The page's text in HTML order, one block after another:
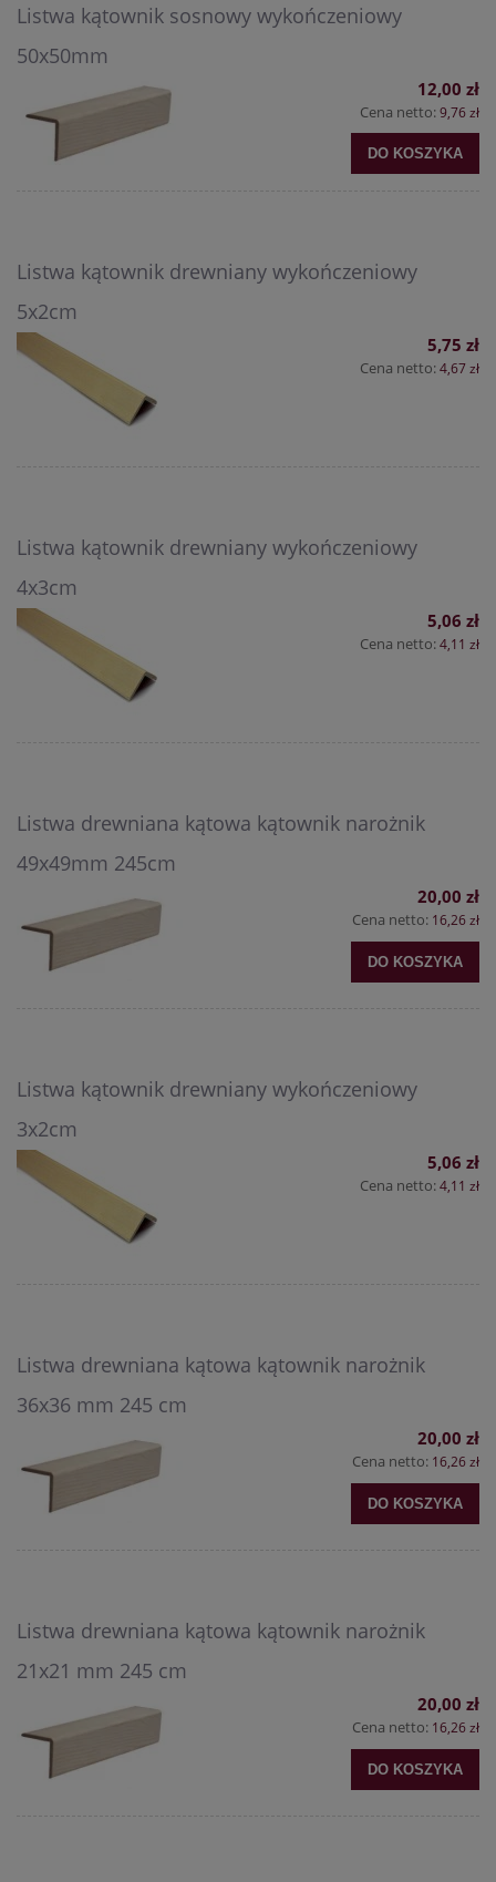
Listwa kątownik sosnowy wykończeniowy
50x50mm
12,00 zł
Cena netto:9,76 zł
DO KOSZYKA
Listwa kątownik drewniany wykończeniowy
5x2cm
5,75 zł
Cena netto:4,67 zł
Listwa kątownik drewniany wykończeniowy
4x3cm
5,06 zł
Cena netto:4,11 zł
Listwa drewniana kątowa kątownik narożnik
49x49mm 245cm
20,00 zł
Cena netto: 16,26 zł
DO KOSZYKA
Listwa kątownik drewniany wykończeniowy
3x2cm
5,06 zł
Cena netto:4,11 zł
Listwa drewniana kątowa kątownik narożnik
36x36 mm 245 cm
20,00 zł
Cena netto: 16,26 zł
DO KOSZYKA
Listwa drewniana kątowa kątownik narożnik
21x21 mm 245 cm
20,00 zł
Cena netto: 16,26 zł
DO KOSZYKA